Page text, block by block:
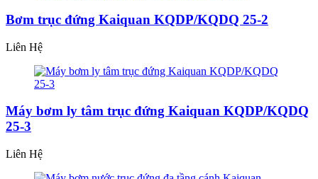
Bơm trục đứng Kaiquan KQDP/KQDQ 25-2
Liên Hệ
Máy bơm ly tâm trục đứng Kaiquan KQDP/KQDQ
25-3
Liên Hệ